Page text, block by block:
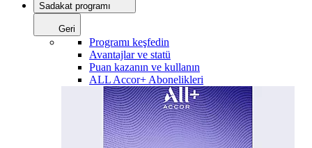
Sadakat programı
Geri
Programı keşfedin
Avantajlar ve statü
Puan kazanın ve kullanın
ALL Accor+ Abonelikleri